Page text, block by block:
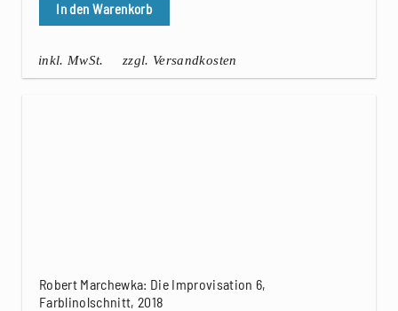
In den Warenkorb
inkl. MwSt. zzgl. Versandkosten
Robert Marchewka: Die Improvisation 6,
Farblinolschnitt, 2018